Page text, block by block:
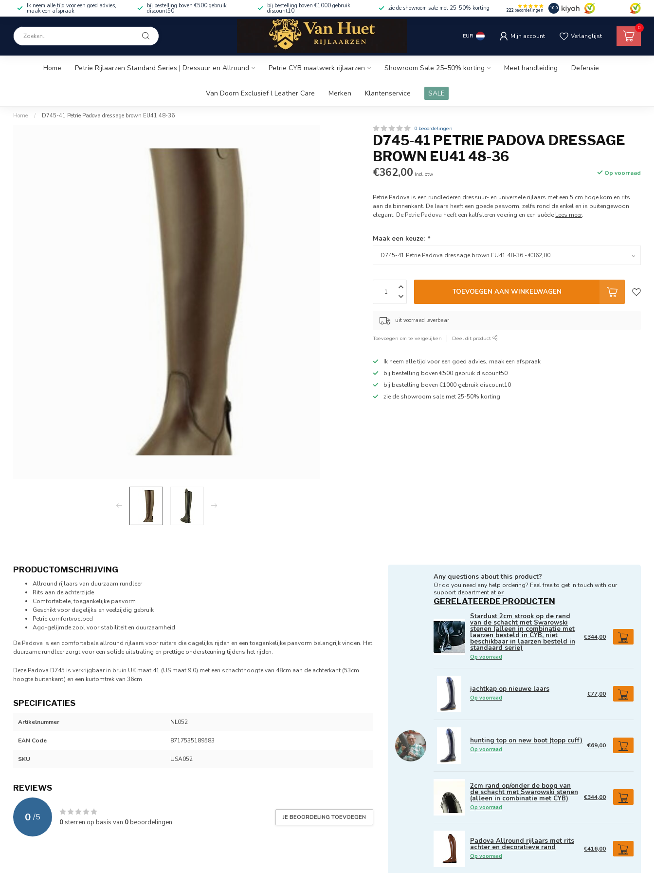
Ik neem alle tijd voor een goed advies,
maak een afspraak
bij bestelling boven €500 gebruik
discount50
bij bestelling boven €1000 gebruik
discount10 zie de showroom sale met 25-50% korting 222beoordelingen 10.0
EUR Mijn account Verlanglijst
0
Home Petrie Rijlaarzen Standard Series | Dressuur en Allround Petrie CYB maatwerk rijlaarzen Showroom Sale 25–50% korting Meet handleiding Defensie
Van Doorn Exclusief l Leather Care Merken Klantenservice SALE
Home / D745-41 Petrie Padova dressage brown EU41 48-36
0 beoordelingen
D745-41 PETRIE PADOVA DRESSAGE
BROWN EU41 48-36
€362,00 Incl. btw Op voorraad
Petrie Padova is een rundlederen dressuur- en universele rijlaars met een 5 cm hoge kom en rits
aan de binnenkant. De laars heeft een goede pasvorm, zelfs rond de enkel en is buitengewoon
elegant. De Petrie Padova heeft een kalfsleren voering en een suède Lees meer.
Maak een keuze: *
TOEVOEGEN AAN WINKELWAGEN
uit voorraad leverbaar
Toevoegen om te vergelijken Deel dit product
Ik neem alle tijd voor een goed advies, maak een afspraak
bij bestelling boven €500 gebruik discount50
bij bestelling boven €1000 gebruik discount10
zie de showroom sale met 25-50% korting
PRODUCTOMSCHRIJVING
Allround rijlaars van duurzaam rundleer
Rits aan de achterzijde
Comfortabele, toegankelijke pasvorm
Geschikt voor dagelijks en veelzijdig gebruik
Petrie comfortvoetbed
Ago-gelijmde zool voor stabiliteit en duurzaamheid
De Padova is een comfortabele allround rijlaars voor ruiters die dagelijks rijden en een toegankelijke pasvorm belangrijk vinden. Het
duurzame rundleer zorgt voor een solide uitstraling en prettige ondersteuning tijdens het rijden.
Deze Padova D745 is verkrijgbaar in bruin UK maat 41 (US maat 9.0) met een schachthoogte van 48cm aan de achterkant (53cm
hoogte buitenkant) en een kuitomtrek van 36cm
SPECIFICATIES
Artikelnummer NL052
EAN Code 8717535189583
SKU USA052
REVIEWS
0 /5
0 sterren op basis van 0beoordelingen
JE BEOORDELING TOEVOEGEN
Any questions about this product?
Or do you need any help ordering? Feel free to get in touch with our
support department at or
GERELATEERDE PRODUCTEN
Stardust 2cm strook op de rand
van de schacht met Swarowski
stenen (alleen in combinatie met
laarzen besteld in CYB, niet
beschikbaar in laarzen besteld in
standaard serie)
Op voorraad
€344,00
jachtkap op nieuwe laars
Op voorraad
€77,00
hunting top on new boot (topp cuff)
Op voorraad
€69,00
2cm rand op/onder de boog van
de schacht met Swarowski stenen
(alleen in combinatie met CYB)
Op voorraad
€344,00
Padova Allround rijlaars met rits
achter en decoratieve rand
Op voorraad
€416,00